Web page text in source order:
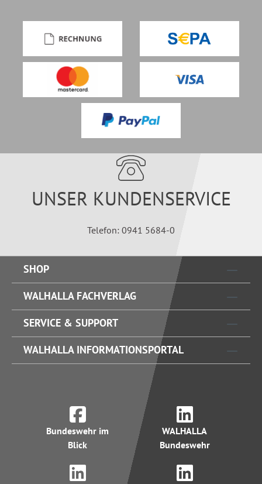
UNSER KUNDENSERVICE
Telefon: 0941 5684-0
SHOP
WALHALLA FACHVERLAG
SERVICE & SUPPORT
WALHALLA INFORMATIONSPORTAL
Bundeswehr im
Blick
WALHALLA
Bundeswehr